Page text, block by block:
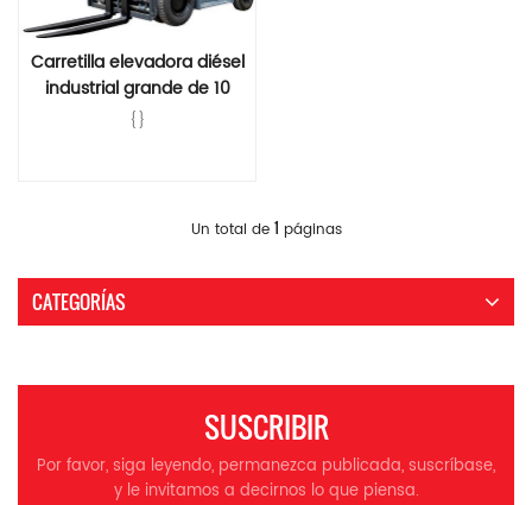
Carretilla elevadora diésel
industrial grande de 10
toneladas con pinza
{}
Un total de 1 páginas
CATEGORÍAS
SUSCRIBIR
Por favor, siga leyendo, permanezca publicada, suscríbase,
y le invitamos a decirnos lo que piensa.